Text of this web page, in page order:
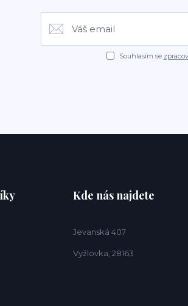
Souhlasím se
Kde nás najdete
Jevanská 407
Vyžlovka, 28163